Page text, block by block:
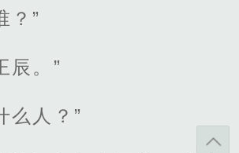
？”
辰。”
么人？”